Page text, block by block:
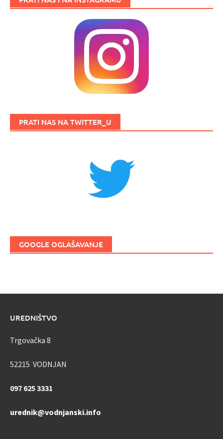
PRATI NAS NA TWITTER_U
GOOGLE OGLAŠAVANJE
UREDNIŠTVO
Trgovačka 8
52215 VODNJAN
097 625 3331
urednik@vodnjanski.info